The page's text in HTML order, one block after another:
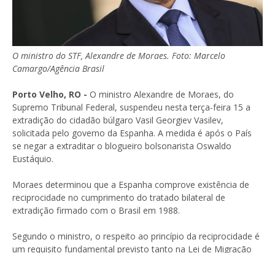
O ministro do STF, Alexandre de Moraes. Foto: Marcelo
Camargo/Agência Brasil
Porto Velho, RO - O ministro Alexandre de Moraes, do
Supremo Tribunal Federal, suspendeu nesta terça-feira 15 a
extradição do cidadão búlgaro Vasil Georgiev Vasilev,
solicitada pelo governo da Espanha. A medida é após o País
se negar a extraditar o blogueiro bolsonarista Oswaldo
Eustáquio.
Moraes determinou que a Espanha comprove existência de
reciprocidade no cumprimento do tratado bilateral de
extradição firmado com o Brasil em 1988.
Segundo o ministro, o respeito ao princípio da reciprocidade é
um requisito fundamental previsto tanto na Lei de Migração